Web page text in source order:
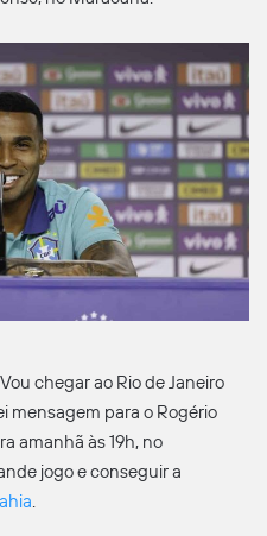
chegar ao Rio de Janeiro
mensagem para o Rogério
amanhã às 19h, no
jogo e conseguir a
.